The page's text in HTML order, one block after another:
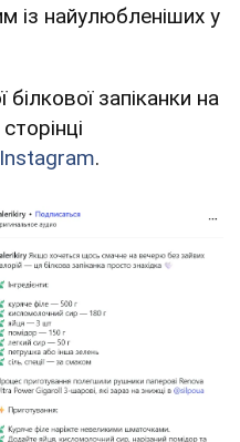
із найулюбленіших у
білкової запіканки на
Instagram.